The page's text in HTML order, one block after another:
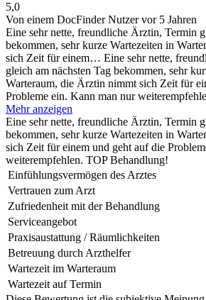
5,0
Von einem DocFinder Nutzervor 5 Jahren
Eine sehr nette, freundliche Ärztin, Termin
bekommen, sehr kurze Wartezeiten in
sich Zeit für einem… Eine sehr nette,
gleich am nächsten Tag bekommen, sehr
Warteraum, die Ärztin nimmt sich Zeit für
Probleme ein. Kann man nur
Mehr anzeigen
Eine sehr nette, freundliche Ärztin, Termin
bekommen, sehr kurze Wartezeiten in
sich Zeit für einem und geht auf die
weiterempfehlen. TOP Behandlung!
Einfühlungsvermögen des Arztes
Vertrauen zum Arzt
Zufriedenheit mit der Behandlung
Serviceangebot
Praxisaustattung / Räumlichkeiten
Betreuung durch Arzthelfer
Wartezeit im Warteraum
Wartezeit auf Termin